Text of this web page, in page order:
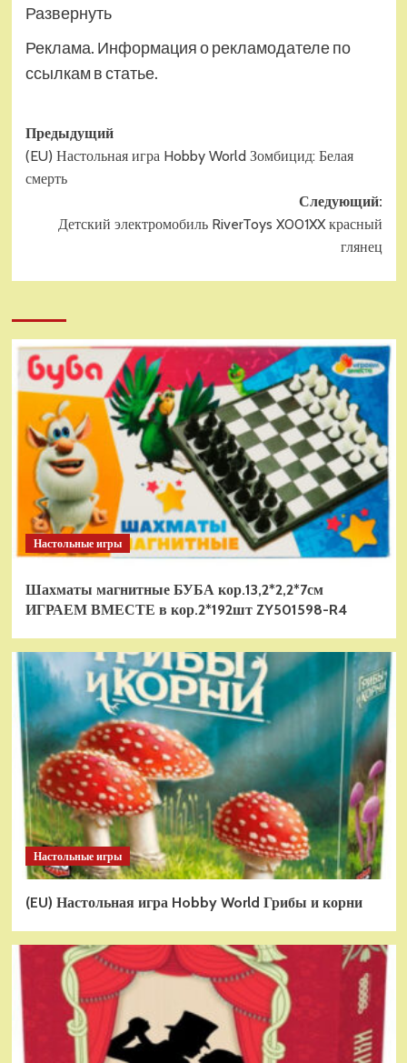
Развернуть
Реклама. Информация о рекламодателе по
ссылкам в статье.
Навигация
записи
Предыдущий
(EU) Настольная игра Hobby World Зомбицид: Белая
смерть
Следующий:
Детский электромобиль RiverToys X001XX красный
глянец
Настольные игры
Шахматы магнитные БУБА кор.13,2*2,2*7см
ИГРАЕМ ВМЕСТЕ в кор.2*192шт ZY501598-R4
Настольные игры
(EU) Настольная игра Hobby World Грибы и корни